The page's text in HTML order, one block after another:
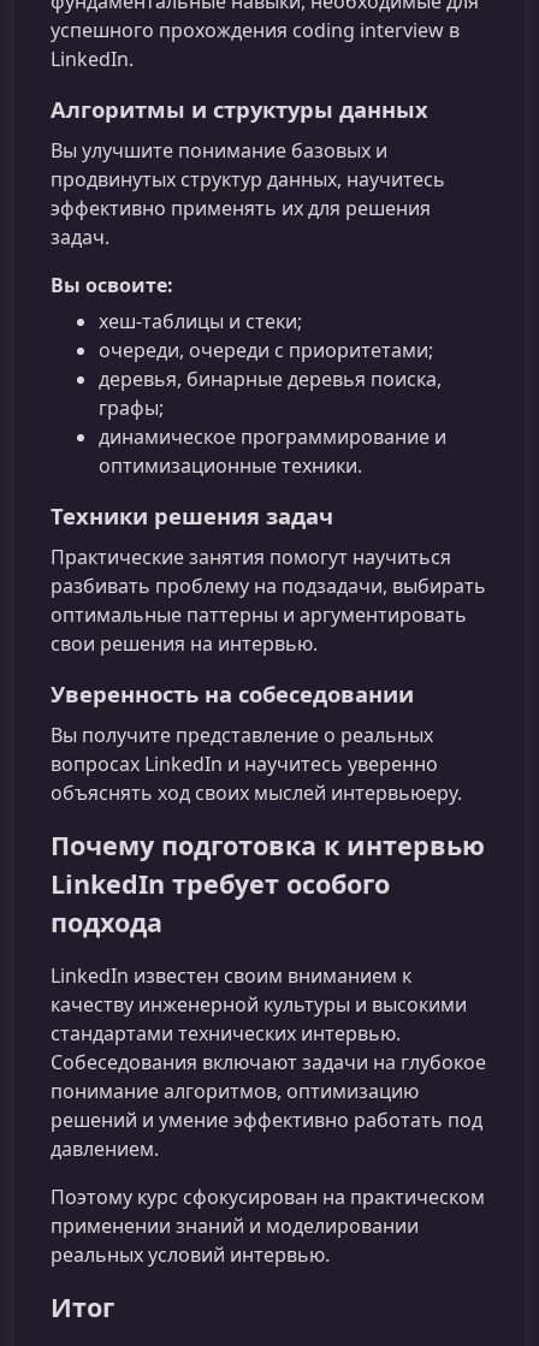
успешного прохождения coding interview в
LinkedIn.
Алгоритмы и структуры данных
Вы улучшите понимание базовых и
продвинутых структур данных, научитесь
эффективно применять их для решения
задач.
Вы освоите:
хеш-таблицы и стеки;
очереди, очереди с приоритетами;
деревья, бинарные деревья поиска,
графы;
динамическое программирование и
оптимизационные техники.
Техники решения задач
Практические занятия помогут научиться
разбивать проблему на подзадачи, выбирать
оптимальные паттерны и аргументировать
свои решения на интервью.
Уверенность на собеседовании
Вы получите представление о реальных
вопросах LinkedIn и научитесь уверенно
объяснять ход своих мыслей интервьюеру.
Почему подготовка к интервью
LinkedIn требует особого
подхода
LinkedIn известен своим вниманием к
качеству инженерной культуры и высокими
стандартами технических интервью.
Собеседования включают задачи на глубокое
понимание алгоритмов, оптимизацию
решений и умение эффективно работать под
давлением.
Поэтому курс сфокусирован на практическом
применении знаний и моделировании
реальных условий интервью.
Итог